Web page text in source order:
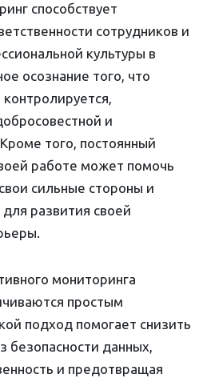
способствует
сотрудников и
культуры в
осознание того, что
и
того, постоянный
работе может помочь
сильные стороны и
развития своей
мониторинга
простым
подход помогает снизить
безопасности данных,
и предотвращая